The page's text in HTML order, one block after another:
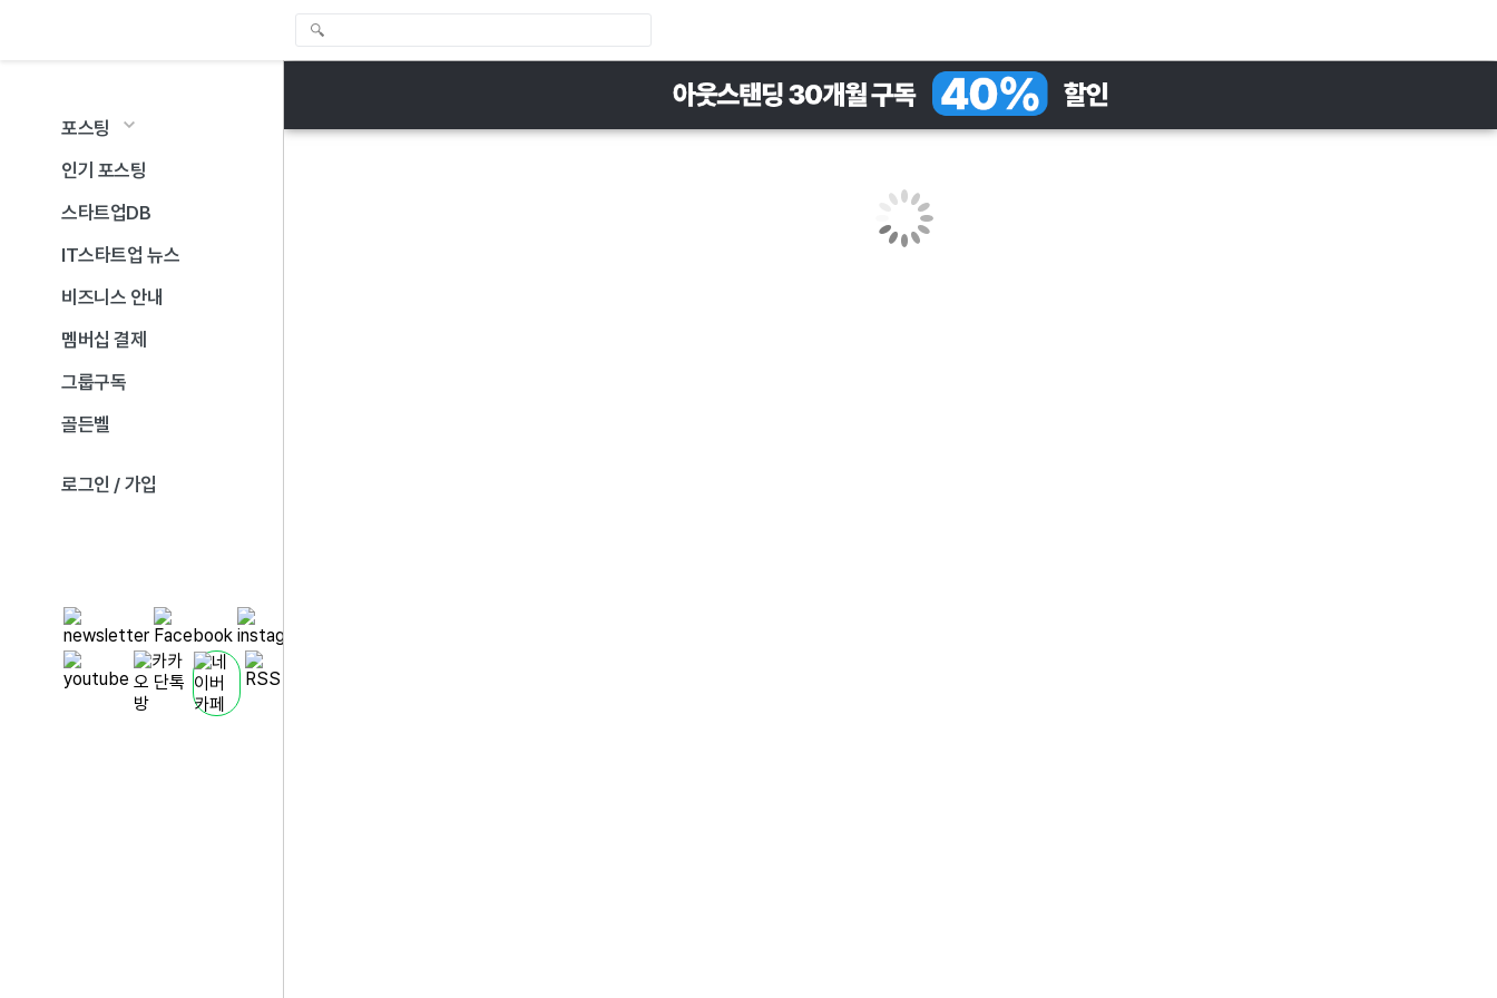
포스팅
인기 포스팅
스타트업DB
IT스타트업 뉴스
비즈니스 안내
멤버십 결제
그룹구독
골든벨
로그인 / 가입